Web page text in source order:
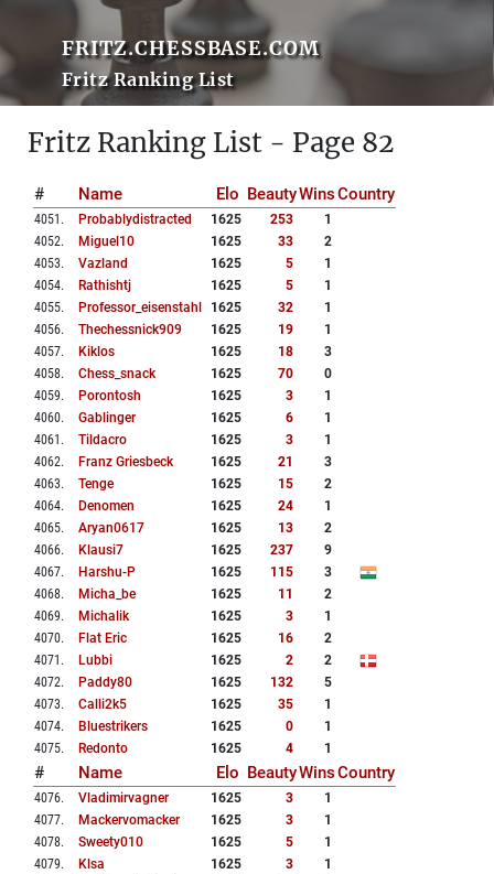
FRITZ.CHESSBASE.COM
Fritz Ranking List
Fritz Ranking List - Page 82
# Name Elo BeautyWinsCountry
4051 . Probablydistracted 1625 253
1
4052. Miguel10 1625 33
2
4053. Vazland 1625 5
1
4054. Rathishtj 1625 5
1
4055. Professor_eisenstahl 1625 32
1
4056. Thechessnick909 1625 19
1
4057. Kiklos 1625 18
3
4058. Chess_snack 1625 70
0
4059. Porontosh 1625 3
1
4060. Gablinger 1625 6
1
4061 . Tildacro 1625 3
1
4062. Franz Griesbeck 1625 21
3
4063. Tenge 1625 15
2
4064. Denomen 1625 24
1
4065. Aryan0617 1625 13
2
4066. Klausi7 1625 237
9
4067. Harshu-P 1625 115
3
4068. Micha_be 1625 11
2
4069. Michalik 1625 3
1
4070. Flat Eric 1625 16
2
4071 . Lubbi 1625 2
2
4072. Paddy80 1625 132
5
4073. Calli2k5 1625 35
1
4074. Bluestrikers 1625 0
1
4075. Redonto 1625 4 1
# Name Elo BeautyWinsCountry
4076. Vladimirvagner 1625 3
1
4077. Mackervomacker 1625 3
1
4078. Sweety010 1625 5
1
4079. Klsa 1625 3
1